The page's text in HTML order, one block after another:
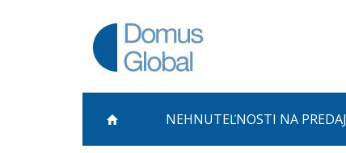
NEHNUTEĽNOSTI NA PREDAJ